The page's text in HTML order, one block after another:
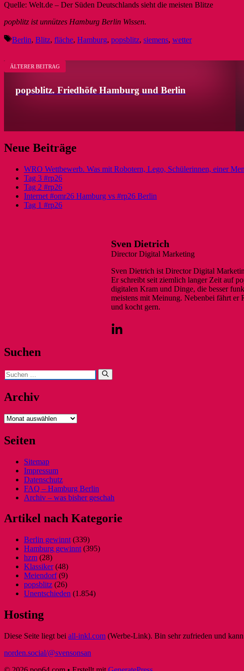
Quelle: Welt.de – Der Süden Deutschlands sieht die meisten Blitze
popblitz ist unnützes Hamburg Berlin Wissen.
Schlagwörter
Berlin, Blitz, fläche, Hamburg, popsblitz, siemens, wetter
ÄLTERER BEITRAG
popsblitz. Friedhöfe Hamburg und Berlin
Neue Beiträge
WRO Wettbewerb. Was mit Robotern, Lego, Schülerinnen, einer
Tag 3 #rp26
Tag 2 #rp26
Internet #omr26 Hamburg vs #rp26 Berlin
Tag 1 #rp26
Sven Dietrich
Director Digital Marketing
Sven Dietrich ist Director Digital
Er schreibt seit ziemlich langer Zeit auf
digitalen Kram und Dinge, die besser
meistens mit Meinung. Nebenbei fährt er
und kocht gern.
Suchen
Suchen
nach:
Archiv
Archiv
Seiten
Sitemap
Impressum
Datenschutz
FAQ – Hamburg Berlin
Archiv – was bisher geschah
Artikel nach Kategorie
Berlin gewinnt (339)
Hamburg gewinnt (395)
hzm (28)
Klassiker(48)
Meiendorf(9)
popsblitz (26)
Unentschieden (1.854)
Hosting
Diese Seite liegt bei all-inkl.com (Werbe-Link). Bin sehr zufrieden und
norden.social/@svensonsan